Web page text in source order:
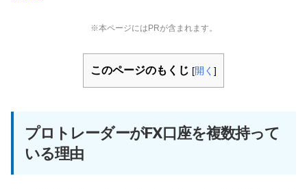
※本ページにはPRが含まれます。
このページのもくじ [開く ]
プロトレーダーがFX口座を複数持って
いる理由